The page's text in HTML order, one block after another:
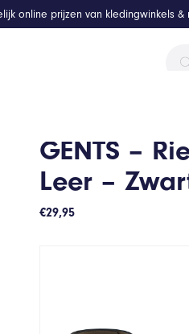
online prijzen van kledingwinkels &
GENTS –
Leer –
€29,95